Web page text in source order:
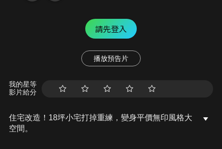
請先登入
播放預告片
我的星等
影片給分
住宅改造！18坪小宅打掉重練，變身平價無印風格大
空間。